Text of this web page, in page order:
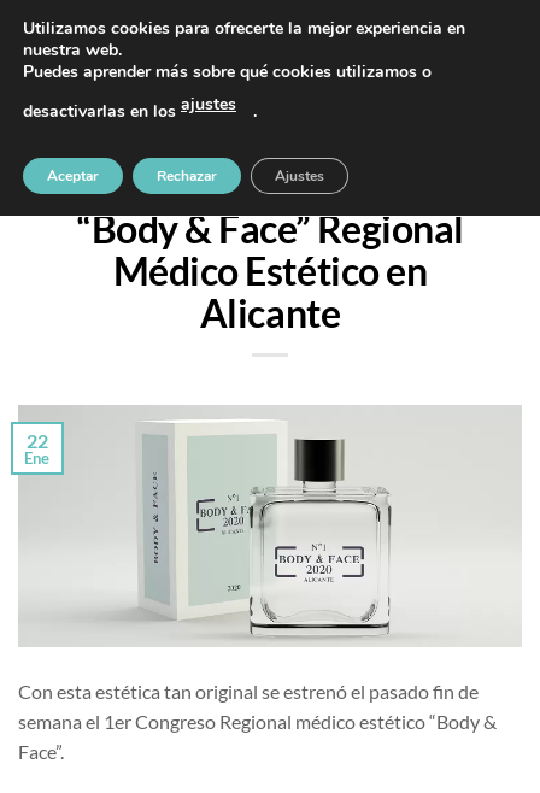
contenido
PIDE TU CITA AL TELÉFONO 637 42 97 25
Asistimos al 1er Congreso
“Body & Face” Regional
Médico Estético en
Alicante
22
Ene
Con esta estética tan original se estrenó el pasado fin de
semana el 1er Congreso Regional médico estético “Body &
Face”.
Utilizamos cookies para ofrecerte la mejor experiencia en
nuestra web.
Puedes aprender más sobre qué cookies utilizamos o
desactivarlas en los ajustes .
Aceptar Rechazar Ajustes